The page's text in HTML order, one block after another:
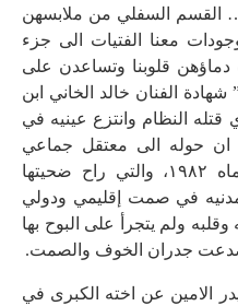
السفلي من ملابسهن
معنا الفتيات الى جزء
قلوبنا وتساعدن على
الفنان خالد الخاني ابن
قتله النظام وانتزع عينيه في
ان حوله الى معتقل جماعي
للتعذيب والقتل إبان مجزرة حماه ١٩٨٢، والتي راح ضحيتها
في صمت إقليمي ودولي
ولم يتجرأ على البوح بها
حيدر الامين عن اخته الكبرى في